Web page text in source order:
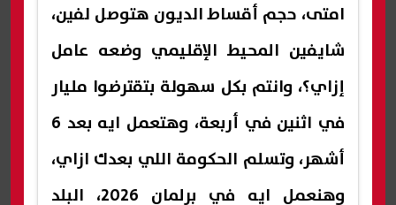
امتى، حجم أقساط الديون هتوصل لفين،
شايفين المحيط الإقليمي وضعه عامل
إزاي؟، وانتم بكل سهولة بتقترضوا مليار
في اثنين في أربعة، وهتعمل ايه بعد 6
أشهر، وتسلم الحكومة اللي بعدك ازاي،
وهنعمل ايه في برلمان 2026، البلد